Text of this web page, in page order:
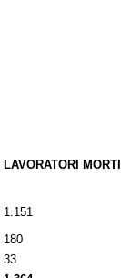
LAVORATORI MORTI
1.151
180
33